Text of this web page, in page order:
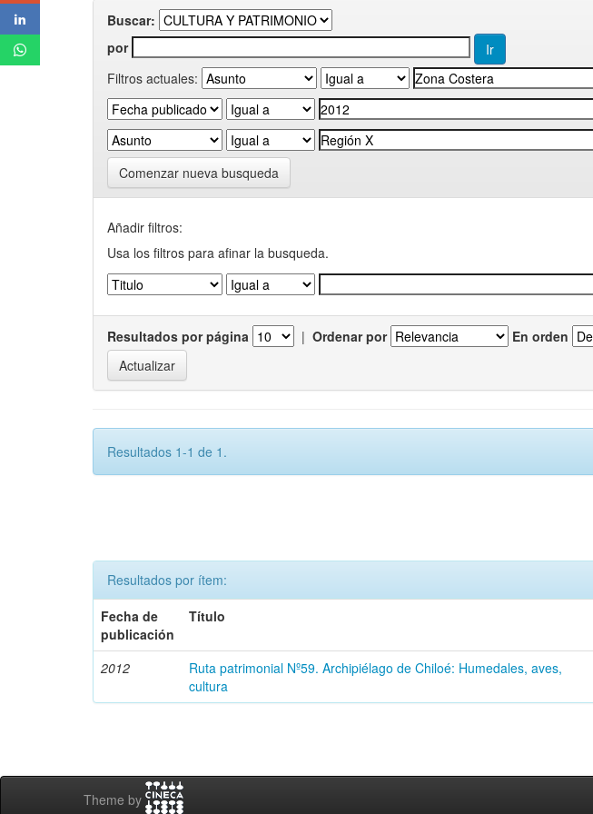
Buscar:
por
Filtros actuales:
Comenzar nueva busqueda
Añadir filtros:
Usa los filtros para afinar la busqueda.
Resultados por página | Ordenar por En orden
Resultados 1-1 de 1.
Resultados por ítem:
Fecha de
publicación
Título
2012
Ruta patrimonial Nº59. Archipiélago de Chiloé: Humedales, aves,
cultura
Theme by